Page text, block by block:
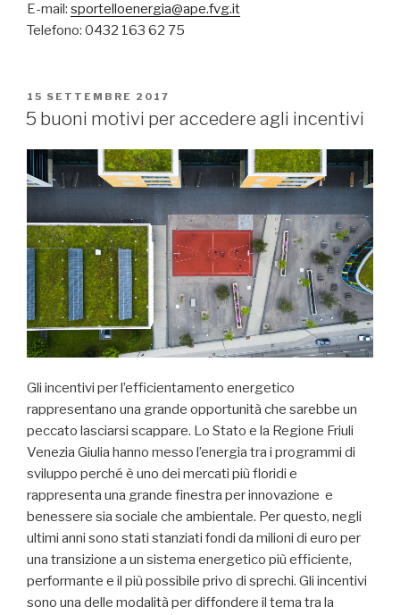
E-mail: sportelloenergia@ape.fvg.it
Telefono: 0432 163 62 75
PUBBLICATO
IL
15 SETTEMBRE 2017
5 buoni motivi per accedere agli incentivi
Gli incentivi per l’efficientamento energetico
rappresentano una grande opportunità che sarebbe un
peccato lasciarsi scappare. Lo Stato e la Regione Friuli
Venezia Giulia hanno messo l’energia tra i programmi di
sviluppo perché è uno dei mercati più floridi e
rappresenta una grande finestra per innovazione e
benessere sia sociale che ambientale. Per questo, negli
ultimi anni sono stati stanziati fondi da milioni di euro per
una transizione a un sistema energetico più efficiente,
performante e il più possibile privo di sprechi. Gli incentivi
sono una delle modalità per diffondere il tema tra la